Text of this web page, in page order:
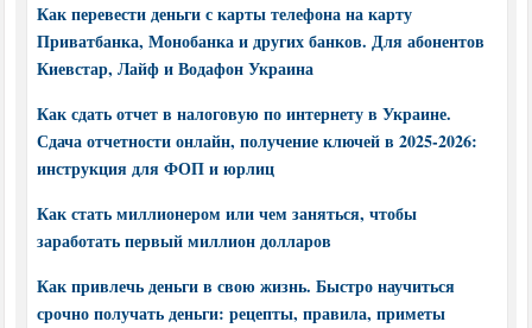
Как перевести деньги с карты телефона на карту
Приватбанка, Монобанка и других банков. Для абонентов
Киевстар, Лайф и Водафон Украина
Как сдать отчет в налоговую по интернету в Украине.
Сдача отчетности онлайн, получение ключей в 2025-2026:
инструкция для ФОП и юрлиц
Как стать миллионером или чем заняться, чтобы
заработать первый миллион долларов
Как привлечь деньги в свою жизнь. Быстро научиться
срочно получать деньги: рецепты, правила, приметы